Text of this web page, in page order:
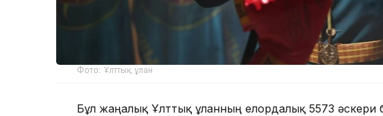
Фото: Ұлттық ұлан
Бұл жаңалық Ұлттық ұланның елордалық 5573 әскери